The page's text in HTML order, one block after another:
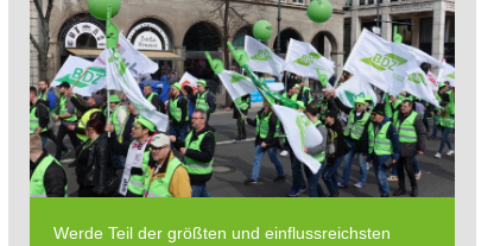
Werde Teil der größten und einflussreichsten